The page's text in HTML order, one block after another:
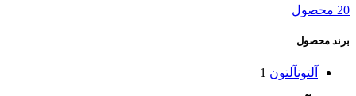
20 محصول
برند محصول
آلتونآلتون 1